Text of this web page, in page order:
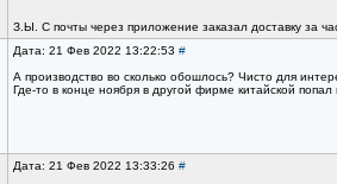
З.Ы. С почты через приложение заказал доставку за
Дата: 21 Фев 2022 13:22:53 #
А производство во сколько обошлось? Чисто для
Где-то в конце ноября в другой фирме китайской
Дата: 21 Фев 2022 13:33:26 #